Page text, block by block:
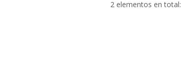
2 elementos en total: